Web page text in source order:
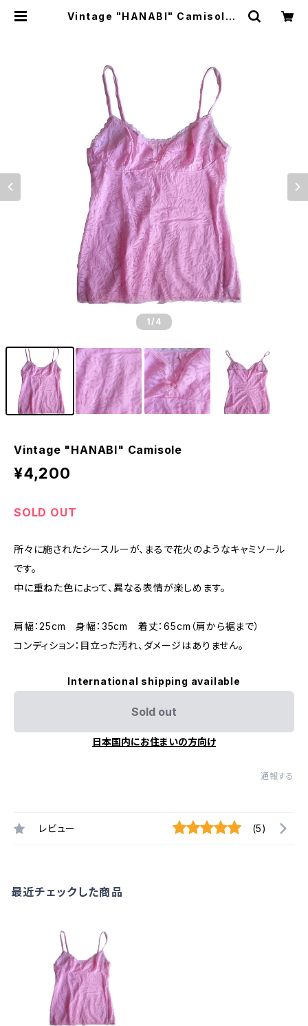
Vintage "HANABI" Camisole |
1 /4
Vintage "HANABI" Camisole
¥4,200
SOLD OUT
所々に施されたシースルーが、まるで花火のようなキャミソール
です。
中に重ねた色によって、異なる表情が楽しめます。
肩幅：25cm 身幅：35cm 着丈：65cm（肩から裾まで）
コンディション：目立った汚れ、ダメージはありません。
International shipping available
Sold out
日本国内にお住まいの方向け
通報する
レビュー (5)
最近チェックした商品